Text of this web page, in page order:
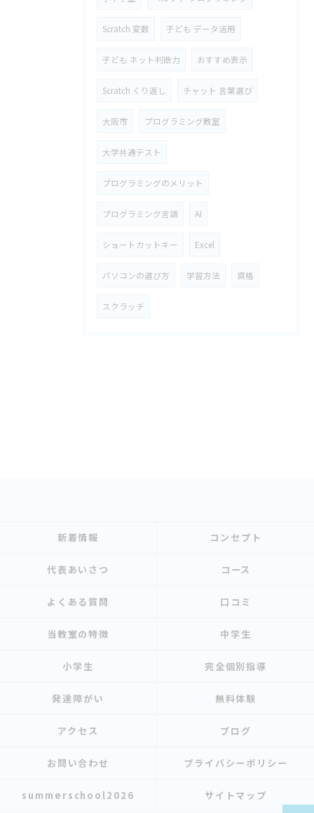
Scratch 変数 子ども データ活用
子ども ネット判断力 おすすめ表示
Scratch くり返し チャット 言葉選び
大阪市 プログラミング教室
大学共通テスト
プログラミングのメリット
プログラミング言語 AI
ショートカットキー Excel
パソコンの選び方 学習方法 資格
スクラッチ
新着情報 コンセプト
代表あいさつ コース
よくある質問 口コミ
当教室の特徴 中学生
小学生 完全個別指導
発達障がい 無料体験
アクセス ブログ
お問い合わせ プライバシーポリシー
summerschool2026 サイトマップ